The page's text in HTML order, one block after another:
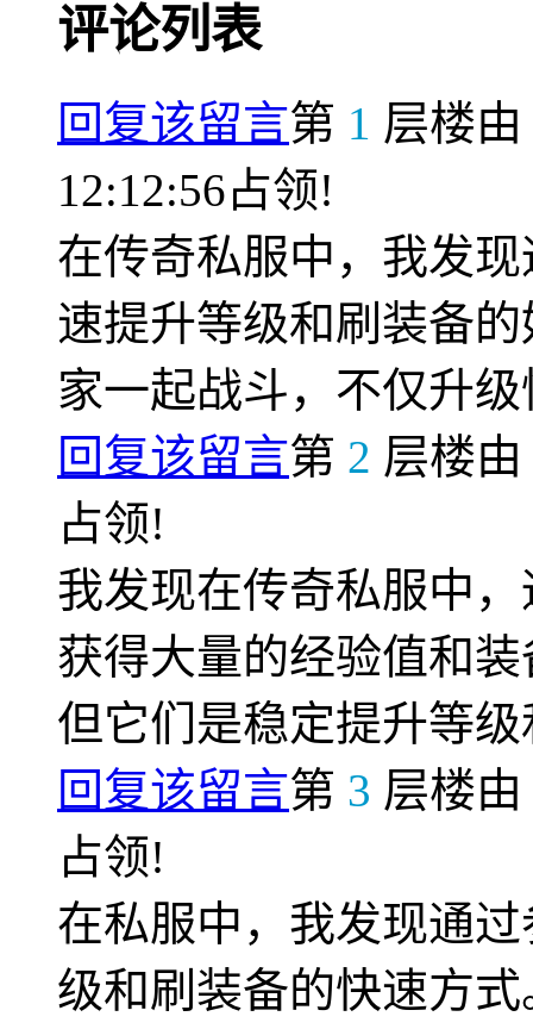
评论列表
回复该留言第 1 层楼由
12:12:56占领!
在传奇私服中，我发
速提升等级和刷装备
家一起战斗，不仅升
回复该留言第 2 层楼由
占领!
我发现在传奇私服中
获得大量的经验值和
但它们是稳定提升等
回复该留言第 3 层楼由
占领!
在私服中，我发现通
级和刷装备的快速方